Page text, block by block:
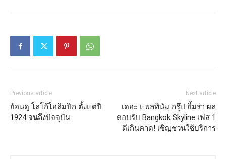
Previous article
ย้อนดู โลโก้โอลิมปิก ตั้งแต่ปี
1924 จนถึงปัจจุบัน
Next article
เดอะ แพลทินัม กรุ๊ป ยิ้มร่า ผล
ตอบรับ Bangkok Skyline เฟส 1
ดีเกินคาด! เชิญชวนใช้บริการ